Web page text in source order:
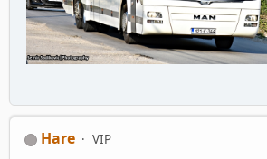
Hare VIP